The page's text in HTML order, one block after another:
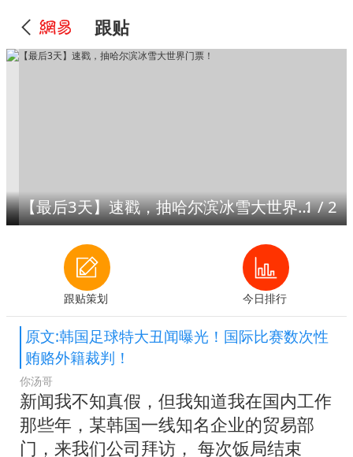
跟贴
【最后3天】速戳，抽哈尔滨冰雪大世界门票！1/2
跟贴策划 今日排行
原文:韩国足球特大丑闻曝光！国际比赛数次性
贿赂外籍裁判！
你汤哥
新闻我不知真假，但我知道我在国内工作
那些年，某韩国一线知名企业的贸易部
门，来我们公司拜访， 每次饭局结束